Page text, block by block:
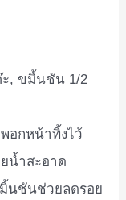
ะ, ขมิ้นชัน 1/2
อกหน้าทิ้งไว้
น้ำสะอาด
นชันช่วยลดรอย